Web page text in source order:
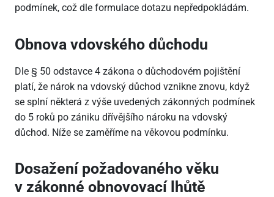
podmínek, což dle formulace dotazu nepředpokládám.
Obnova vdovského důchodu
Dle § 50 odstavce 4 zákona o důchodovém pojištění
platí, že nárok na vdovský důchod vznikne znovu, když
se splní některá z výše uvedených zákonných podmínek
do 5 roků po zániku dřívějšího nároku na vdovský
důchod. Níže se zaměříme na věkovou podmínku.
Dosažení požadovaného věku
v zákonné obnovovací lhůtě